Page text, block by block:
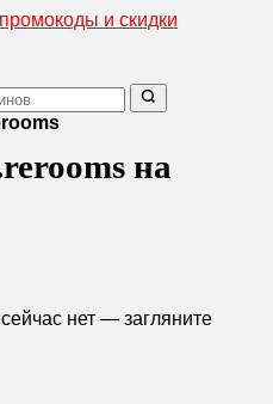
и скидки
на
нет — загляните